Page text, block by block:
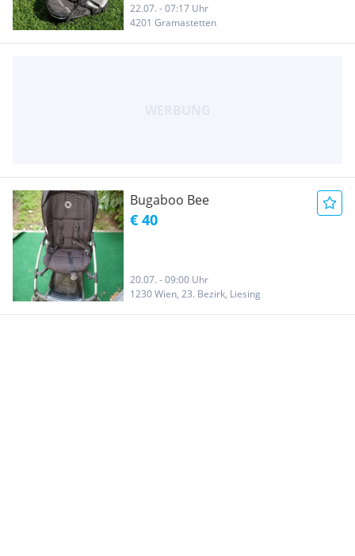
22.07. - 07:17 Uhr
4201 Gramastetten
Bugaboo Bee
€ 40
20.07. - 09:00 Uhr
1230 Wien, 23. Bezirk, Liesing